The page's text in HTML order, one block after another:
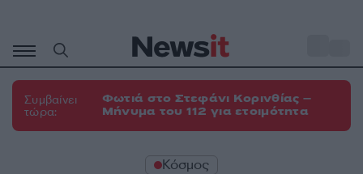
περιεχόμενο
Συμβαίνει
τώρα:
Φωτιά στο Στεφάνι Κορινθίας –
Μήνυμα του 112 για ετοιμότητα
Κόσμος